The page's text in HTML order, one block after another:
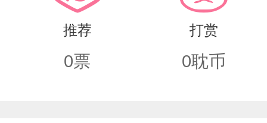
推荐
0票
打赏
0耽币